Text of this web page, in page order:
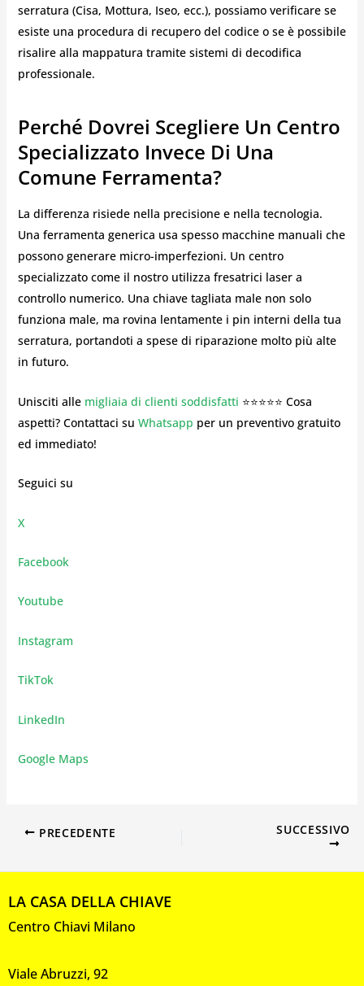
serratura (Cisa, Mottura, Iseo, ecc.), possiamo verificare se
esiste una procedura di recupero del codice o se è possibile
risalire alla mappatura tramite sistemi di decodifica
professionale.
Perché Dovrei Scegliere Un Centro
Specializzato Invece Di Una
Comune Ferramenta?
La differenza risiede nella precisione e nella tecnologia.
Una ferramenta generica usa spesso macchine manuali che
possono generare micro-imperfezioni. Un centro
specializzato come il nostro utilizza fresatrici laser a
controllo numerico. Una chiave tagliata male non solo
funziona male, ma rovina lentamente i pin interni della tua
serratura, portandoti a spese di riparazione molto più alte
in futuro.
Unisciti alle migliaia di clienti soddisfatti ⭐⭐⭐⭐⭐ Cosa
aspetti? Contattaci su Whatsapp per un preventivo gratuito
ed immediato!
Seguici su
X
Facebook
Youtube
Instagram
TikTok
LinkedIn
Google Maps
PRECEDENTE SUCCESSIVO
LA CASA DELLA CHIAVE
Centro Chiavi Milano
Viale Abruzzi, 92